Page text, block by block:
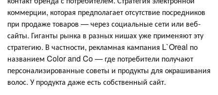
коммерции, которая предполагает отсутствие посредников
при продаже товаров — через социальные сети или веб-
сайты. Гиганты рынка в разных нишах уже применяют эту
стратегию. В частности, рекламная кампания L`Oreal по
названием Color and Co — где потребители получают
персонализированные советы и продукты для окрашивания
волос. У продукта даже есть собственный сайт.